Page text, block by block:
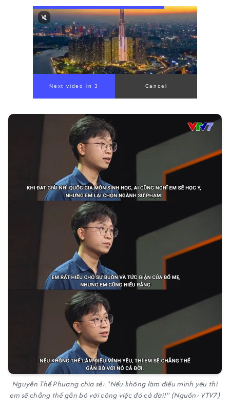
Nguyễn Thế Phương chia sẻ: "Nếu không làm điều mình yêu thì
em sẽ chẳng thể gắn bó với công việc đó cả đời!" (Nguồn: VTV7)